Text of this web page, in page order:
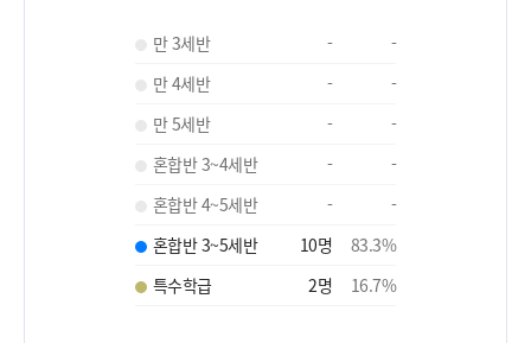
만 3세반 -
-
만 4세반
-
-
만 5세반
-
-
혼합반 3~4세반
-
-
혼합반 4~5세반
-
-
혼합반 3~5세반
10명 83.3%
특수학급
2명 16.7%